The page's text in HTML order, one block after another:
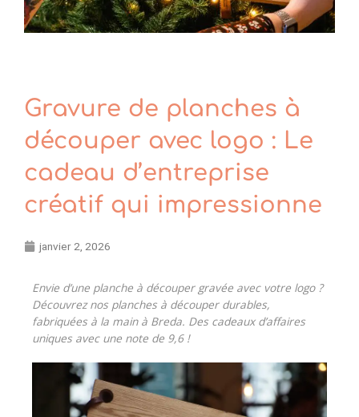
Gravure de planches à
découper avec logo : Le
cadeau d’entreprise
créatif qui impressionne
janvier 2, 2026
Envie d’une planche à découper gravée avec votre logo ?
Découvrez nos planches à découper durables,
fabriquées à la main à Breda. Des cadeaux d’affaires
uniques avec une note de 9,6 !